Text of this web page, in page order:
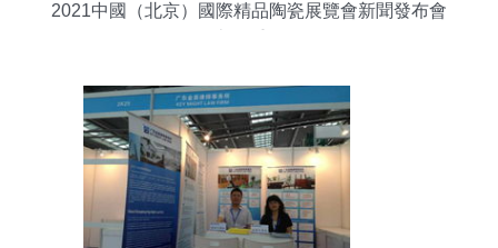
2021中國（北京）國際精品陶瓷展覽會新聞發布會